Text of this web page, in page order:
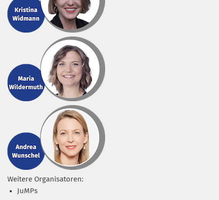
Weitere Organisatoren:
JuMPs